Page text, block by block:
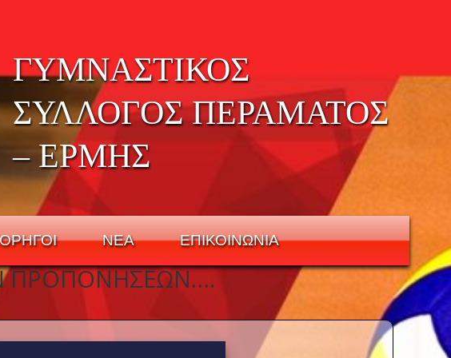
ΓΥΜΝΑΣΤΙΚΟΣ
ΣΥΛΛΟΓΟΣ ΠΕΡΑΜΑΤΟΣ
– ΕΡΜΗΣ
ΝΕΑ ΕΠΙΚΟΙΝΩΝΙΑ
ΠΡΟΠΟΝΉΣΕΩΝ….